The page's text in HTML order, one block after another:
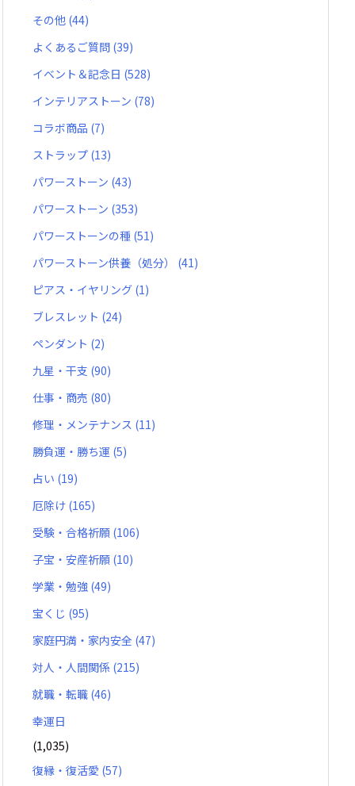
その他 (44)
よくあるご質問 (39)
イベント＆記念日 (528)
インテリアストーン (78)
コラボ商品 (7)
ストラップ (13)
パワーストーン (43)
パワーストーン (353)
パワーストーンの種 (51)
パワーストーン供養（処分） (41)
ピアス・イヤリング (1)
ブレスレット (24)
ペンダント (2)
九星・干支 (90)
仕事・商売 (80)
修理・メンテナンス (11)
勝負運・勝ち運 (5)
占い (19)
厄除け (165)
受験・合格祈願 (106)
子宝・安産祈願 (10)
学業・勉強 (49)
宝くじ (95)
家庭円満・家内安全 (47)
対人・人間関係 (215)
就職・転職 (46)
幸運日
(1,035)
復縁・復活愛 (57)